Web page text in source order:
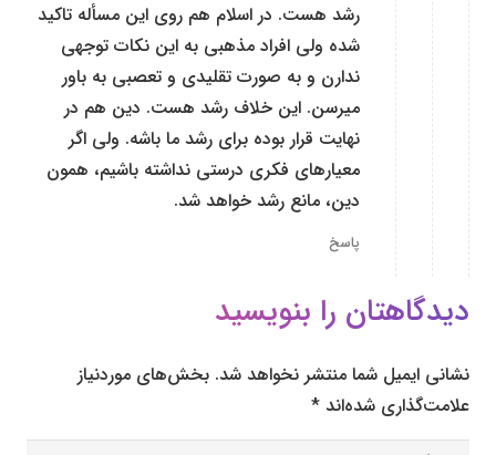
رشد هست. در اسلام هم روی این مسأله تاکید
شده ولی افراد مذهبی به این نکات توجهی
ندارن و به صورت تقلیدی و تعصبی به باور
میرسن. این خلاف رشد هست. دین هم در
نهایت قرار بوده برای رشد ما باشه. ولی اگر
معیارهای فکری درستی نداشته باشیم، همون
دین، مانع رشد خواهد شد.
پاسخ
دیدگاهتان را بنویسید
نشانی ایمیل شما منتشر نخواهد شد. بخش‌های موردنیاز
علامت‌گذاری شده‌اند *